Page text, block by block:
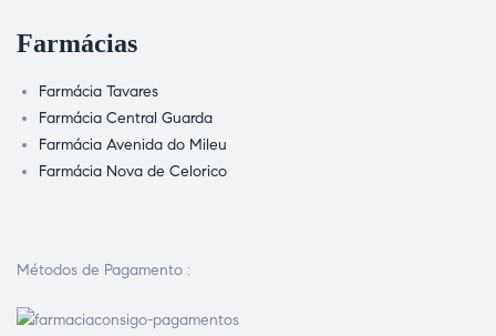
Farmácias
Farmácia Tavares
Farmácia Central Guarda
Farmácia Avenida do Mileu
Farmácia Nova de Celorico
Métodos de Pagamento :